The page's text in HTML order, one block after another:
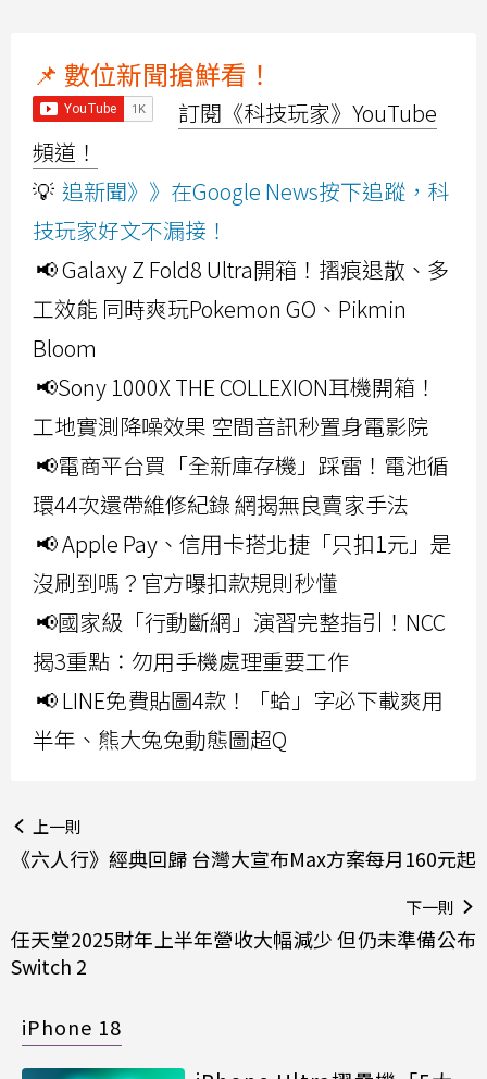
📌 數位新聞搶鮮看！
訂閱《科技玩家》YouTube
頻道！
💡 追新聞》》在Google News按下追蹤，科
技玩家好文不漏接！
📢 Galaxy Z Fold8 Ultra開箱！摺痕退散、多
工效能 同時爽玩Pokemon GO、Pikmin
Bloom
📢Sony 1000X THE COLLEXION耳機開箱！
工地實測降噪效果 空間音訊秒置身電影院
📢電商平台買「全新庫存機」踩雷！電池循
環44次還帶維修紀錄 網揭無良賣家手法
📢 Apple Pay、信用卡搭北捷「只扣1元」是
沒刷到嗎？官方曝扣款規則秒懂
📢國家級「行動斷網」演習完整指引！NCC
揭3重點：勿用手機處理重要工作
📢 LINE免費貼圖4款！「蛤」字必下載爽用
半年、熊大兔兔動態圖超Q
上一則
《六人行》經典回歸 台灣大宣布Max方案每月160元起
下一則
任天堂2025財年上半年營收大幅減少 但仍未準備公布
Switch 2
iPhone 18